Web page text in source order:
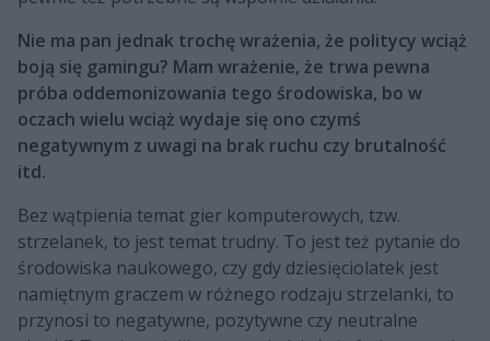
Nie ma pan jednak trochę wrażenia, że politycy wciąż
boją się gamingu? Mam wrażenie, że trwa pewna
próba oddemonizowania tego środowiska, bo w
oczach wielu wciąż wydaje się ono czymś
negatywnym z uwagi na brak ruchu czy brutalność
itd.
Bez wątpienia temat gier komputerowych, tzw.
strzelanek, to jest temat trudny. To jest też pytanie do
środowiska naukowego, czy gdy dziesięciolatek jest
namiętnym graczem w różnego rodzaju strzelanki, to
przynosi to negatywne, pozytywne czy neutralne